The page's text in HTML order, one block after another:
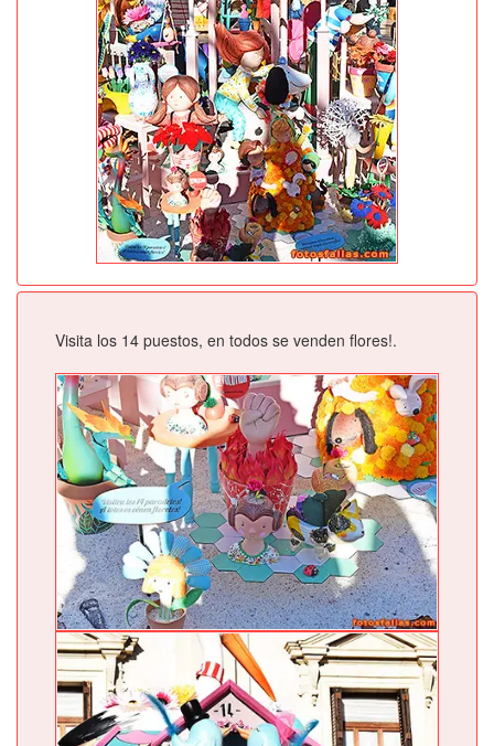
Visita los 14 puestos, en todos se venden flores!.